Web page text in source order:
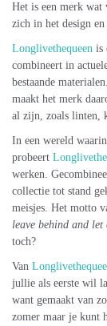
Het is een merk wat
zich in het design
Longlivethequeen is
combineert in
bestaande
maakt het merk
al zijn, zoals linten,
In een wereld
probeert
werken.
collectie tot stand
meisjes. Het motto
leave behind and
toch?
Van
jullie als eerste wil
want gemaakt van
zomer maar je kunt